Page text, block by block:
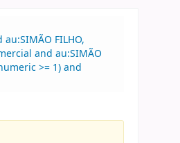
FILHO,
and au:SIMÃO
>= 1) and